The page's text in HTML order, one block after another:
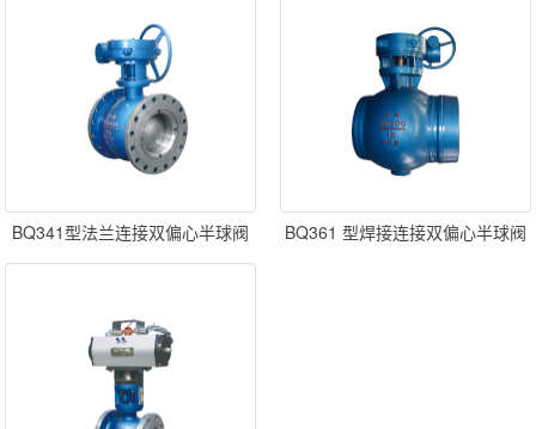
BQ341型法兰连接双偏心半球阀 BQ361 型焊接连接双偏心半球阀